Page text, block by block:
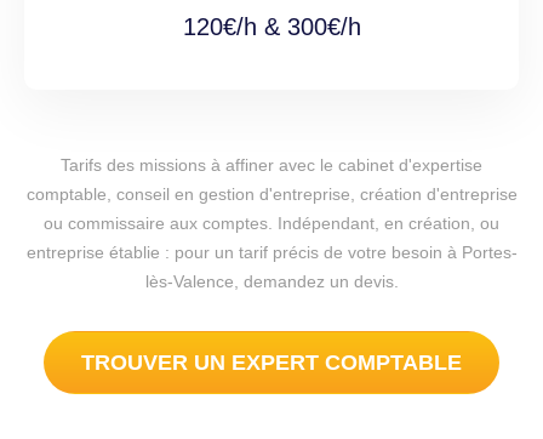
120€/h & 300€/h
Tarifs des missions à affiner avec le cabinet d'expertise
comptable, conseil en gestion d'entreprise, création d'entreprise
ou commissaire aux comptes. Indépendant, en création, ou
entreprise établie : pour un tarif précis de votre besoin à Portes-
lès-Valence, demandez un devis.
TROUVER UN EXPERT COMPTABLE